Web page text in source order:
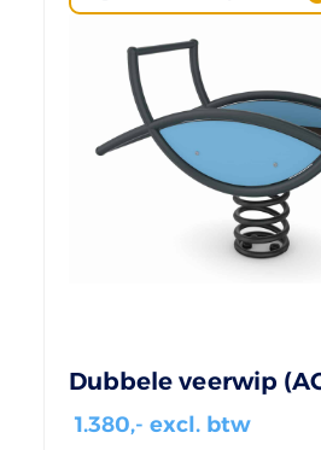
Dubbele veerwip
1.380,- excl. btw